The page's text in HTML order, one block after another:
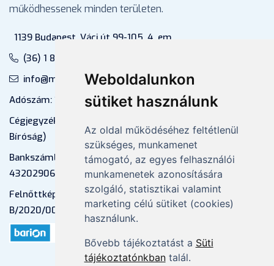
Weboldalunkon
sütiket használunk
Az oldal működéséhez feltétlenül
szükséges, munkamenet
támogató, az egyes felhasználói
munkamenetek azonosítására
szolgáló, statisztikai valamint
marketing célú sütiket (cookies)
használunk.
Bővebb tájékoztatást a Süti
tájékoztatónkbantalál.
működhessenek minden területen.
1139 Budapest, Váci út 99-105. 4. em.
(36) 1 880 76 00
info@mprx.hu
Adószám: 13598145-2-41
Cégjegyzékszám: 01-09-883770 (Fővárosi
Bíróság)
Bankszámlaszám: CIB Bank, 10700581-
43202906-51100005
Felnőttképzési nyilvántartási szám:
B/2020/000053